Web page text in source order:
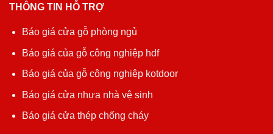
THÔNG TIN HỖ TRỢ
Báo giá cửa gỗ phòng ngủ
Báo giá của gỗ công nghiệp hdf
Báo giá của gỗ công nghiệp kotdoor
Báo giá cửa nhựa nhà vệ sinh
Báo giá cửa thép chống cháy